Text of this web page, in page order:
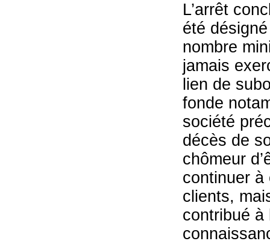
L’arrêt
été
nombre
jamais
lien de
fonde
société
décès de
chômeur
continuer à
clients,
contribué à